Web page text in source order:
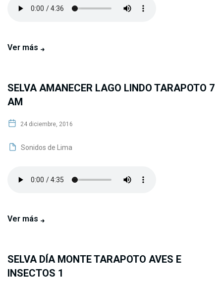
Ver más
SELVA AMANECER LAGO LINDO TARAPOTO 7
AM
24 diciembre, 2016
Sonidos de Lima
Ver más
SELVA DÍA MONTE TARAPOTO AVES E
INSECTOS 1